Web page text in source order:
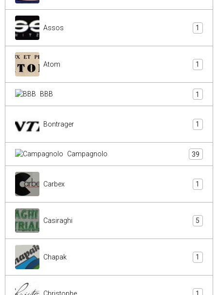
Assos 1
Atom 1
BBB 1
Bontrager 1
Campagnolo 39
Carbex 1
Casiraghi 5
Chapak 1